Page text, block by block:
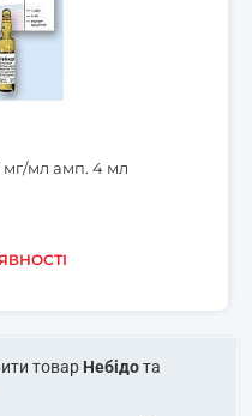
мг/мл амп. 4 мл
товар Небідота